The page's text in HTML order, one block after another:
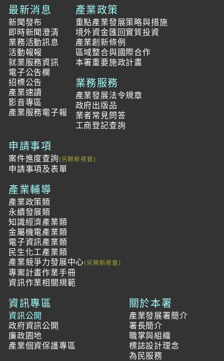
最新消息
新聞發布
即時新聞澄清
業務活動訊息
活動報報
就業服務資訊
電子公告欄
招標公告
產業速讀
影音專區
產業服務電子報
產業政策
重點產業發展策略與措施
境外資金匯回實質投資
產業創新條例
區域整合與國際合作
本署重要施政計畫
業務服務
產業發展法令規章
政府出版品
業者常見問答
工商登記查詢
申請事項
案件進度查詢
申請事項及表單
產業輔導
產業政策類
永續發展類
知識經濟產業類
金屬機電產業類
電子資訊產業類
民生化工產業類
產業競爭力發展中心
專案計畫作業手冊
資訊作業相關規範
資訊專區
資訊公開
政府資訊公開
廉政園地
產業個資保護專區
關於本署
產業發展署簡介
署長簡介
職掌與組織
標誌設計理念
為民服務